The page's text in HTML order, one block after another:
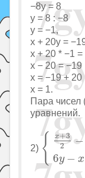
−8y = 8
y = 8 : −8
y = −1,
x + 20y =
x + 20 * −1 =
x − 20 = −19
x = −19 + 20
x = 1.
Пара чисел
уравнений.
2) { x+3
2
−
6y − x
{x +32 y